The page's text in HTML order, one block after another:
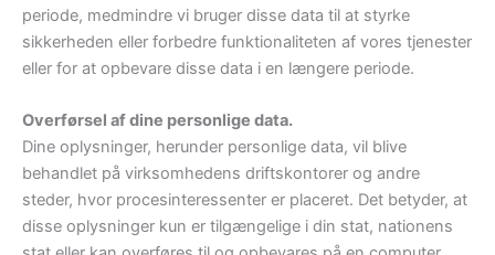
periode, medmindre vi bruger disse data til at styrke
sikkerheden eller forbedre funktionaliteten af ​​vores tjenester
eller for at opbevare disse data i en længere periode.
Overførsel af dine personlige data.
Dine oplysninger, herunder personlige data, vil blive
behandlet på virksomhedens driftskontorer og andre
steder, hvor procesinteressenter er placeret. Det betyder, at
disse oplysninger kun er tilgængelige i din stat, nationens